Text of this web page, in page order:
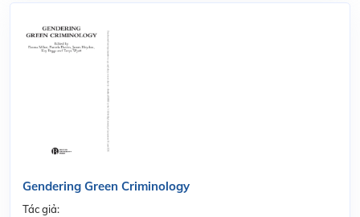
Gendering Green Criminology
Tác giả: